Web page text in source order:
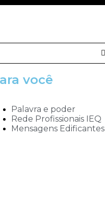
você
Palavra e poder
Rede Profissionais IEQ
Mensagens Edificantes